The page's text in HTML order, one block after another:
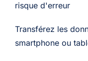
risque d'erreur
Transférez les
smartphone ou